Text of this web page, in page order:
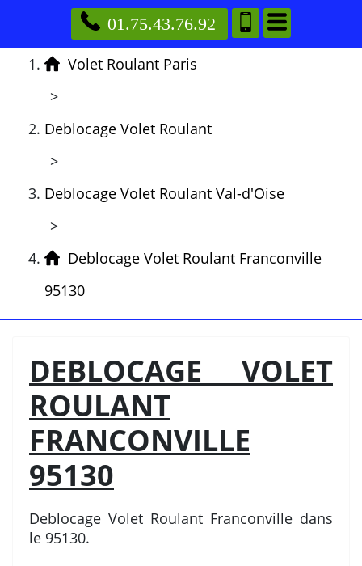
01.75.43.76.92
Volet Roulant Paris
>
Deblocage Volet Roulant
>
Deblocage Volet Roulant Val-d'Oise
>
Deblocage Volet Roulant Franconville
95130
DEBLOCAGE VOLET
ROULANT
FRANCONVILLE
95130
Deblocage Volet Roulant Franconville dans
le 95130.